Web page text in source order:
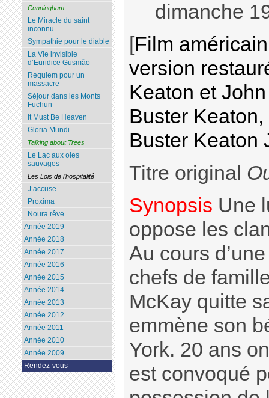
dimanche
[Film
version
Keaton et
Buster
Buster Keaton
Titre original
Synopsis Une
oppose les
Au cours
chefs de
McKay quitte
emmène son
York. 20 ans
est convoqué
Cunningham
Le Miracle du saint
inconnu
Sympathie pour le diable
La Vie invisible
d’Euridice Gusmão
Requiem pour un
massacre
Séjour dans les Monts
Fuchun
It Must Be Heaven
Gloria Mundi
Talking about Trees
Le Lac aux oies
sauvages
Les Lois de l’hospitalité
J’accuse
Proxima
Noura rêve
Année 2019
Année 2018
Année 2017
Année 2016
Année 2015
Année 2014
Année 2013
Année 2012
Année 2011
Année 2010
Année 2009
Rendez-vous